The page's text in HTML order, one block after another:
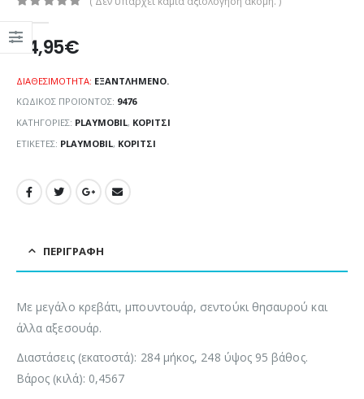
24,95€
ΔΙΑΘΕΣΙΜΌΤΗΤΑ: ΕΞΑΝΤΛΗΜΈΝΟ.
ΚΩΔΙΚΌΣ ΠΡΟΪΌΝΤΟΣ: 9476
ΚΑΤΗΓΟΡΊΕΣ: PLAYMOBIL, ΚΟΡΊΤΣΙ
ΕΤΙΚΈΤΕΣ: PLAYMOBIL, ΚΟΡΊΤΣΙ
ΠΕΡΙΓΡΑΦΉ
Με μεγάλο κρεβάτι, μπουντουάρ, σεντούκι θησαυρού και
άλλα αξεσουάρ.
Διαστάσεις (εκατοστά): 284 μήκος, 248 ύψος 95 βάθος.
Βάρος (κιλά): 0,4567